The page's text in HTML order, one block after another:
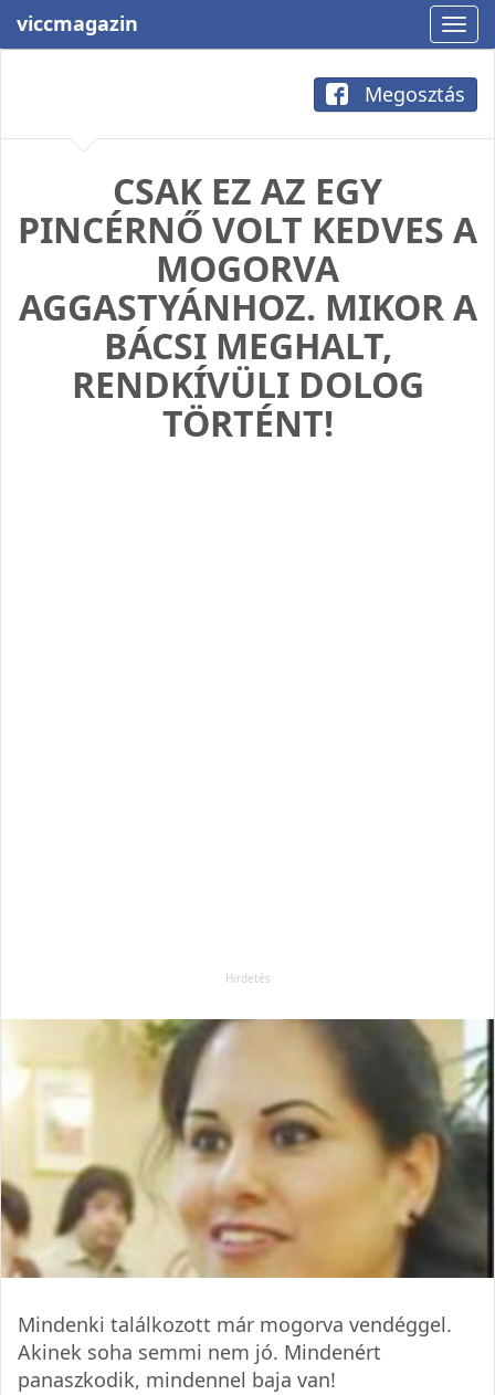
viccmagazin
Megosztás
CSAK EZ AZ EGY
PINCÉRNŐ VOLT KEDVES A
MOGORVA
AGGASTYÁNHOZ. MIKOR A
BÁCSI MEGHALT,
RENDKÍVÜLI DOLOG
TÖRTÉNT!
Mindenki találkozott már mogorva vendéggel.
Akinek soha semmi nem jó. Mindenért
panaszkodik, mindennel baja van!